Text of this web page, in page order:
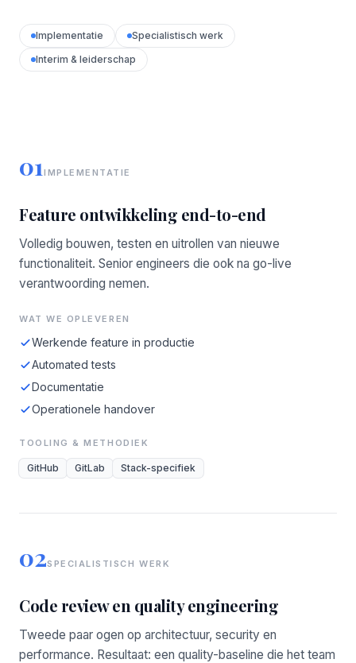
Implementatie
Specialistisch werk
Interim & leiderschap
01IMPLEMENTATIE
Feature ontwikkeling end-to-end
Volledig bouwen, testen en uitrollen van nieuwe
functionaliteit. Senior engineers die ook na go-live
verantwoording nemen.
WAT WE OPLEVEREN
Werkende feature in productie
Automated tests
Documentatie
Operationele handover
TOOLING & METHODIEK
GitHub GitLab Stack-specifiek
02SPECIALISTISCH WERK
Code review en quality engineering
Tweede paar ogen op architectuur, security en
performance. Resultaat: een quality-baseline die het team